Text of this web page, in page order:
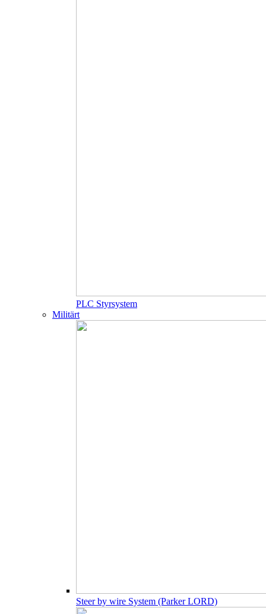
PLC Styrsystem
Militärt
Steer by wire System (Parker LORD)